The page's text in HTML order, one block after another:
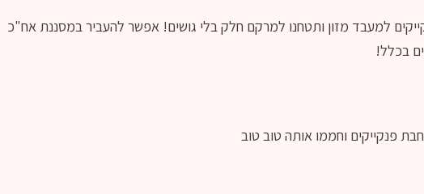
למעבד מזון ותטחנו למרקם חלק בלי גושים! אפשר להעביר במסננת אח"כ
בכלל!
פנקייקים וחממו אותה טוב טוב